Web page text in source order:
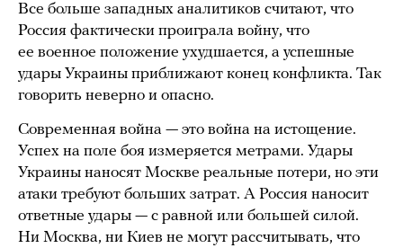
Все больше западных аналитиков считают, что
Россия фактически проиграла войну, что
ее военное положение ухудшается, а успешные
удары Украины приближают конец конфликта. Так
говорить неверно и опасно.
Современная война — это война на истощение.
Успех на поле боя измеряется метрами. Удары
Украины наносят Москве реальные потери, но эти
атаки требуют больших затрат. А Россия наносит
ответные удары — с равной или большей силой.
Ни Москва, ни Киев не могут рассчитывать, что